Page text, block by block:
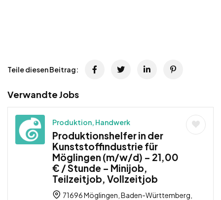
Teile diesen Beitrag:
Verwandte Jobs
Produktion, Handwerk
Produktionshelfer in der
Kunststoffindustrie für
Möglingen (m/w/d) – 21,00
€ / Stunde – Minijob,
Teilzeitjob, Vollzeitjob
71696 Möglingen, Baden-Württemberg,